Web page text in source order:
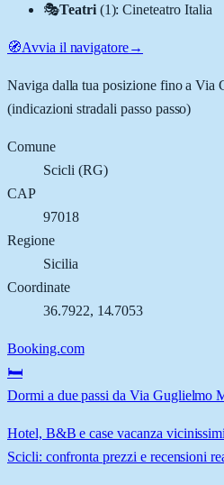
🎭Teatri (1):Cineteatro Italia
🧭Avvia il navigatore→
Naviga dalla tua posizione fino aVia
(indicazioni stradali passo passo)
Comune
Scicli (RG)
CAP
97018
Regione
Sicilia
Coordinate
36.7922, 14.7053
Booking.com
🛏️
Dormi a due passi da Via Guglielmo
Hotel, B&B e case vacanza
Scicli: confronta prezzi e recensioni